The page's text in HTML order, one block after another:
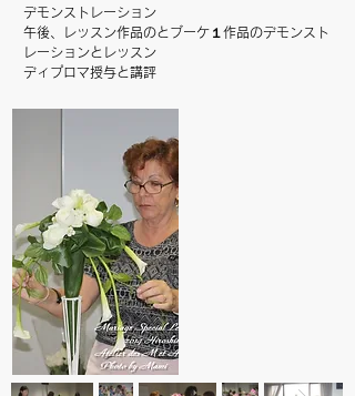
デモンストレーション
午後、レッスン作品のとブーケ１作品のデモンスト
レーションとレッスン
ディプロマ授与と講評